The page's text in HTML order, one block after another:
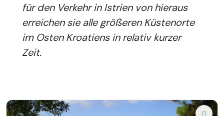
für den Verkehr in Istrien von hieraus
erreichen sie alle größeren Küstenorte
im Osten Kroatiens in relativ kurzer
Zeit.